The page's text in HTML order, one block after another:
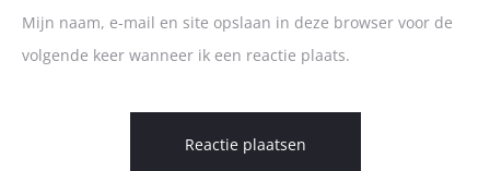
Mijn naam, e-mail en site opslaan in deze browser voor de
volgende keer wanneer ik een reactie plaats.